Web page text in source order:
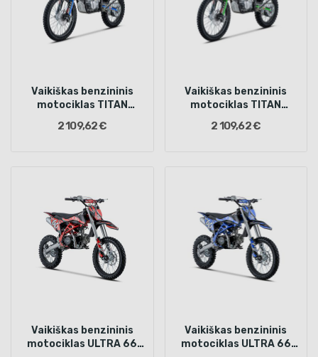
Vaikiškas benzininis
motociklas TITAN
2 109,62 €
Vaikiškas benzininis
motociklas TITAN
2 109,62 €
Vaikiškas benzininis
motociklas ULTRA 66
Vaikiškas benzininis
motociklas ULTRA 66